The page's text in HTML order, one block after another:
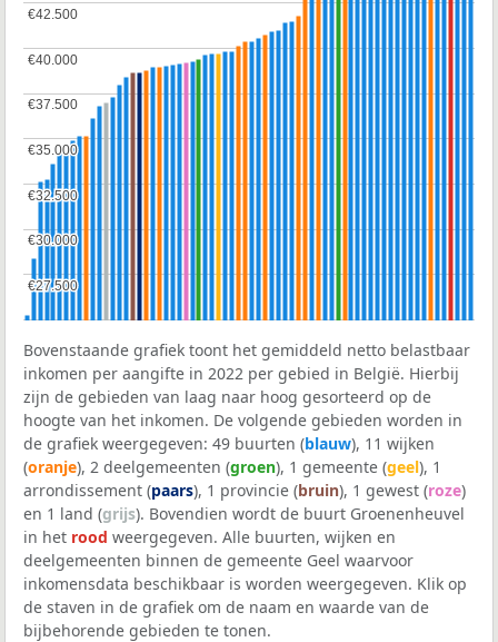
€27.500
€27.500
€30.000
€30.000
€32.500
€32.500
€35.000
€35.000
€37.500
€37.500
€40.000
€40.000
€42.500
€42.500
Bovenstaande grafiek toont het gemiddeld netto belastbaar
inkomen per aangifte in 2022 per gebied in België. Hierbij
zijn de gebieden van laag naar hoog gesorteerd op de
hoogte van het inkomen. De volgende gebieden worden in
de grafiek weergegeven: 49 buurten (blauw), 11 wijken
(oranje), 2 deelgemeenten (groen), 1 gemeente (geel), 1
arrondissement (paars), 1 provincie (bruin), 1 gewest (roze)
en 1 land (grijs). Bovendien wordt de buurt Groenenheuvel
in het rood weergegeven. Alle buurten, wijken en
deelgemeenten binnen de gemeente Geel waarvoor
inkomensdata beschikbaar is worden weergegeven. Klik op
de staven in de grafiek om de naam en waarde van de
bijbehorende gebieden te tonen.